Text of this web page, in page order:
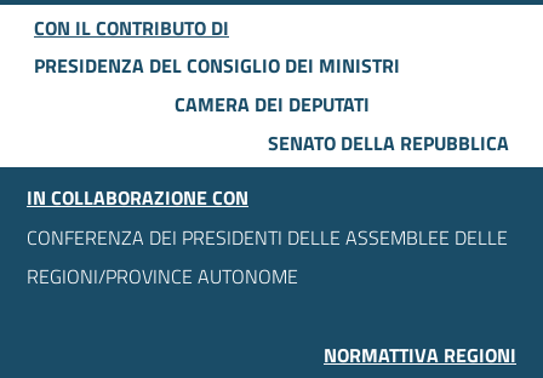
CON IL CONTRIBUTO DI
PRESIDENZA DEL CONSIGLIO DEI MINISTRI
CAMERA DEI DEPUTATI
SENATO DELLA REPUBBLICA
IN COLLABORAZIONE CON
CONFERENZA DEI PRESIDENTI DELLE ASSEMBLEE DELLE
REGIONI/PROVINCE AUTONOME
NORMATTIVA REGIONI